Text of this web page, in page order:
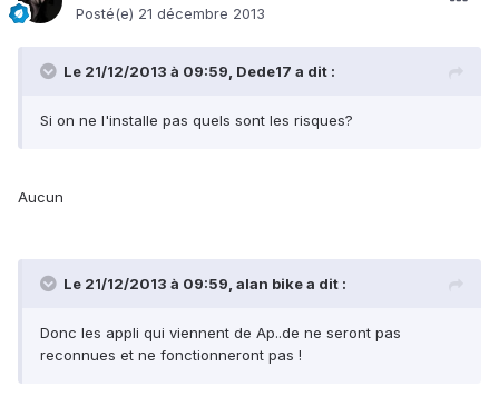
Posté(e) 21 décembre 2013
Le 21/12/2013 à 09:59, Dede17 a dit :
Si on ne l'installe pas quels sont les risques?
Aucun
Le 21/12/2013 à 09:59, alan bike a dit :
Donc les appli qui viennent de Ap..de ne seront pas
reconnues et ne fonctionneront pas !